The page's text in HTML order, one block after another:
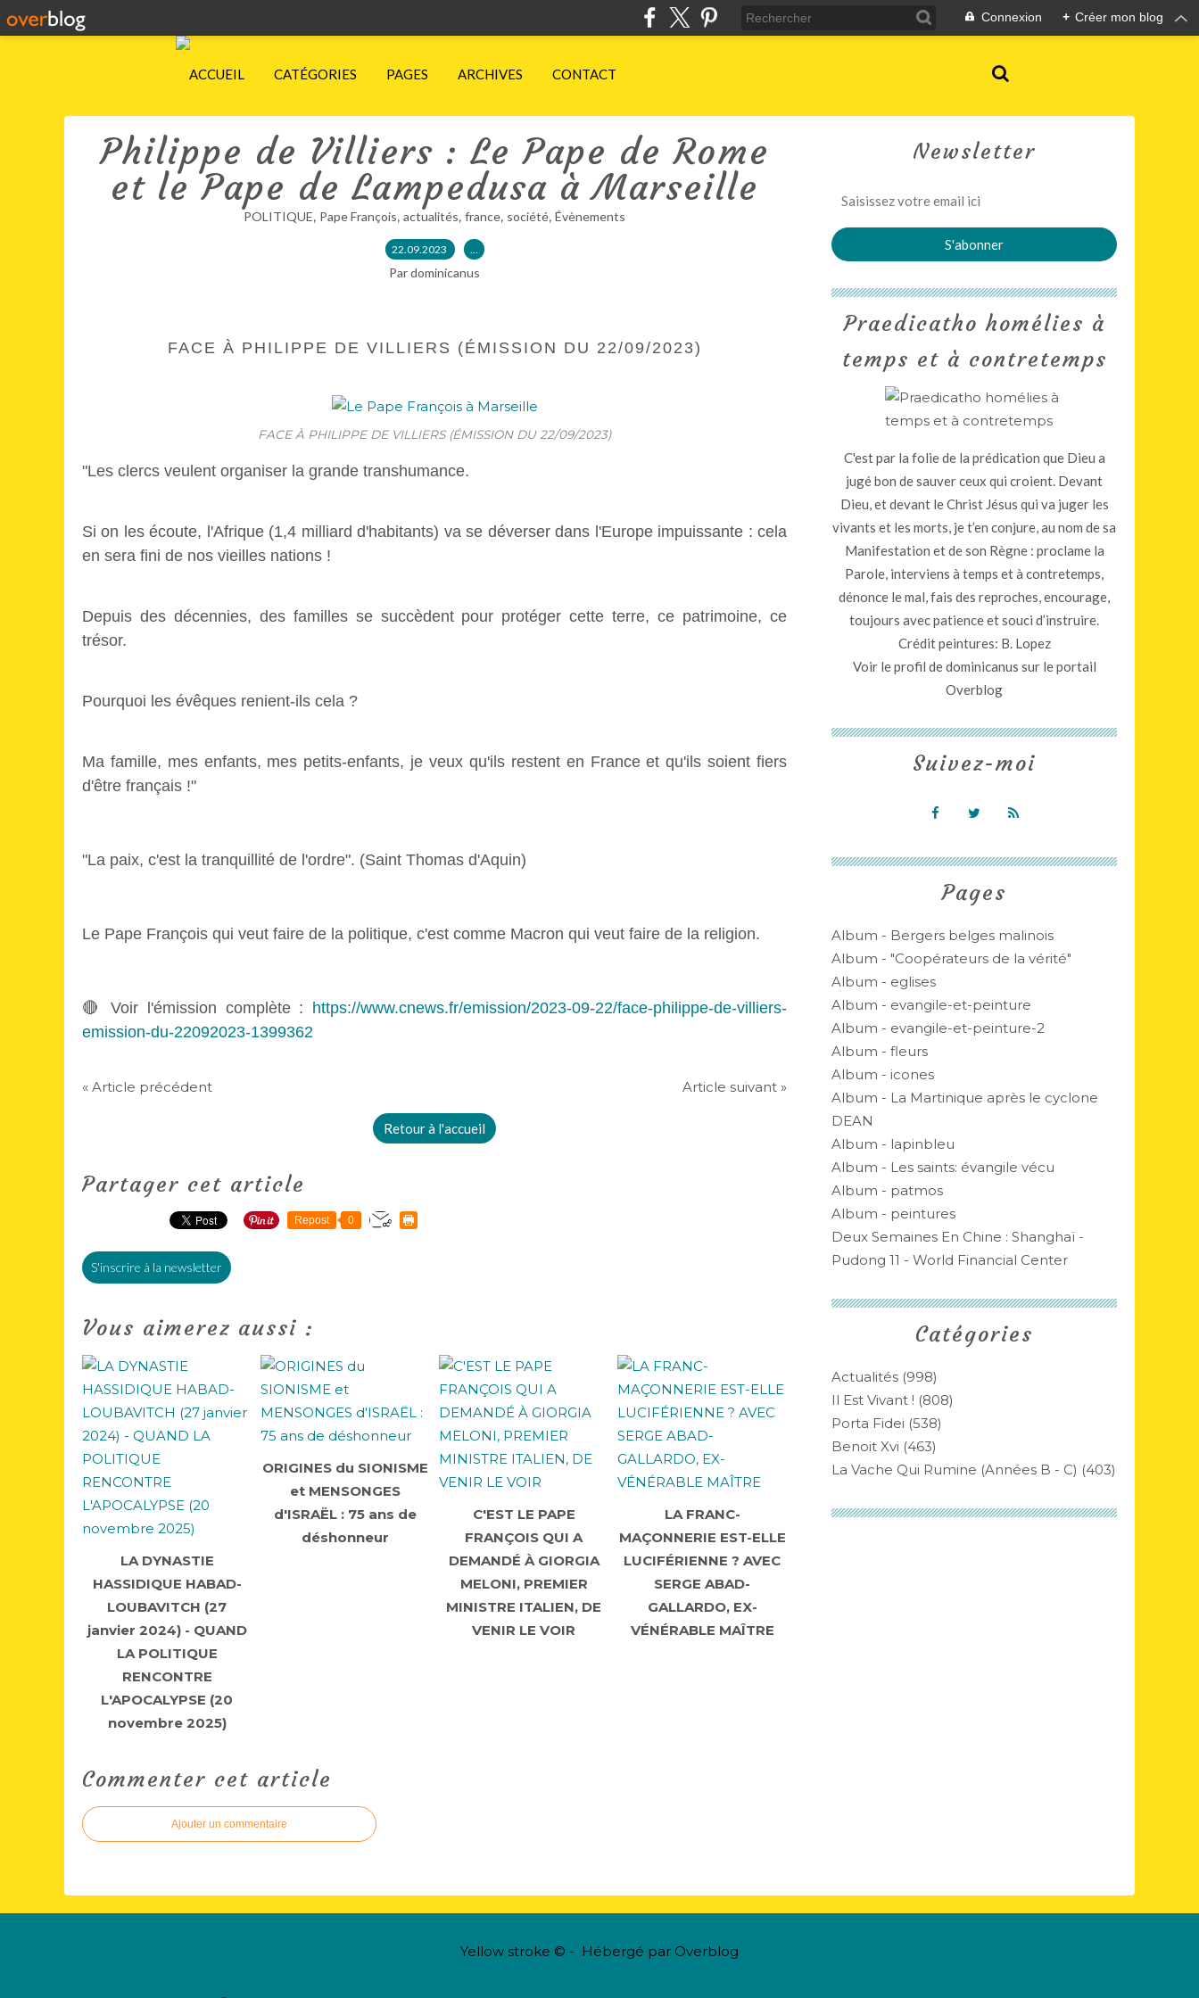
Connexion + Créer mon blog
ACCUEIL CATÉGORIES PAGES ARCHIVES CONTACT
Philippe de Villiers : Le Pape de Rome
et le Pape de Lampedusa à Marseille
POLITIQUE, Pape François, actualités, france, société, Évènements
22.09.2023 …
Par dominicanus
FACE À PHILIPPE DE VILLIERS (ÉMISSION DU 22/09/2023)
FACE À PHILIPPE DE VILLIERS (ÉMISSION DU 22/09/2023)
"Les clercs veulent organiser la grande transhumance.
Si on les écoute, l'Afrique (1,4 milliard d'habitants) va se déverser dans l'Europe impuissante : cela
en sera fini de nos vieilles nations !
Depuis des décennies, des familles se succèdent pour protéger cette terre, ce patrimoine, ce
trésor.
Pourquoi les évêques renient-ils cela ?
Ma famille, mes enfants, mes petits-enfants, je veux qu'ils restent en France et qu'ils soient fiers
d'être français !"
"La paix, c'est la tranquillité de l'ordre". (Saint Thomas d'Aquin)
Le Pape François qui veut faire de la politique, c'est comme Macron qui veut faire de la religion.
🔴 Voir l'émission complète : https://www.cnews.fr/emission/2023-09-22/face-philippe-de-villiers-
emission-du-22092023-1399362
« Article précédent Article suivant »
Retour à l'accueil
Partager cet article
Repost 0
S'inscrire à la newsletter
Vous aimerez aussi :
LA DYNASTIE
HASSIDIQUE HABAD-
LOUBAVITCH (27
janvier 2024) - QUAND
LA POLITIQUE
RENCONTRE
L'APOCALYPSE (20
novembre 2025)
ORIGINES du SIONISME
et MENSONGES
d'ISRAËL : 75 ans de
déshonneur
C'EST LE PAPE
FRANÇOIS QUI A
DEMANDÉ À GIORGIA
MELONI, PREMIER
MINISTRE ITALIEN, DE
VENIR LE VOIR
LA FRANC-
MAÇONNERIE EST-ELLE
LUCIFÉRIENNE ? AVEC
SERGE ABAD-
GALLARDO, EX-
VÉNÉRABLE MAÎTRE
Commenter cet article
Ajouter un commentaire
Newsletter
Catégories
Actualités (998)
Il Est Vivant ! (808)
Porta Fidei (538)
Benoit Xvi (463)
La Vache Qui Rumine (années B - C) (403)
Pages
Album - Bergers belges malinois
Album - "Coopérateurs de la vérité"
Album - eglises
Album - evangile-et-peinture
Album - evangile-et-peinture-2
Album - fleurs
Album - icones
Album - La Martinique après le cyclone
DEAN
Album - lapinbleu
Album - Les saints: évangile vécu
Album - patmos
Album - peintures
Deux Semaines En Chine : Shanghaï -
Pudong 11 - World Financial Center
Praedicatho homélies à
temps et à contretemps
C'est par la folie de la prédication que Dieu a
jugé bon de sauver ceux qui croient. Devant
Dieu, et devant le Christ Jésus qui va juger les
vivants et les morts, je t’en conjure, au nom de sa
Manifestation et de son Règne : proclame la
Parole, interviens à temps et à contretemps,
dénonce le mal, fais des reproches, encourage,
toujours avec patience et souci d’instruire.
Crédit peintures: B. Lopez
Voir le profil dedominicanus sur le portail
Overblog
Suivez-moi
Yellow stroke © - Hébergé par Overblog